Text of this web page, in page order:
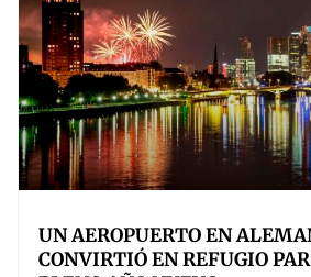
UN AEROPUERTO EN
CONVIRTIÓ EN REFUGIO